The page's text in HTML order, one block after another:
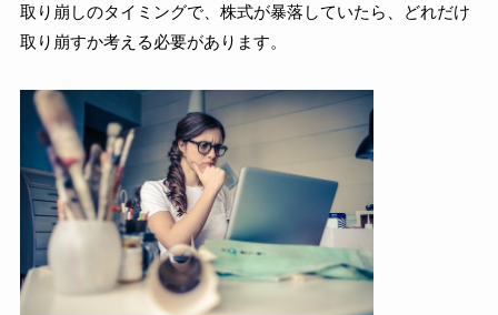
取り崩しのタイミングで、株式が暴落していたら、どれだけ
取り崩すか考える必要があります。